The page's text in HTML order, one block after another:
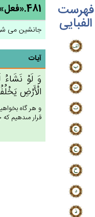
فهرست
الفبایی
481.«فعل» يَخْلُفُون‌َ [1] ← خلف
جانشین می
آیات
وَ لَوْ نَشَاءُ
الْأَرْض‌ِ
و هر گاه
قرار مى‏دهيم كه